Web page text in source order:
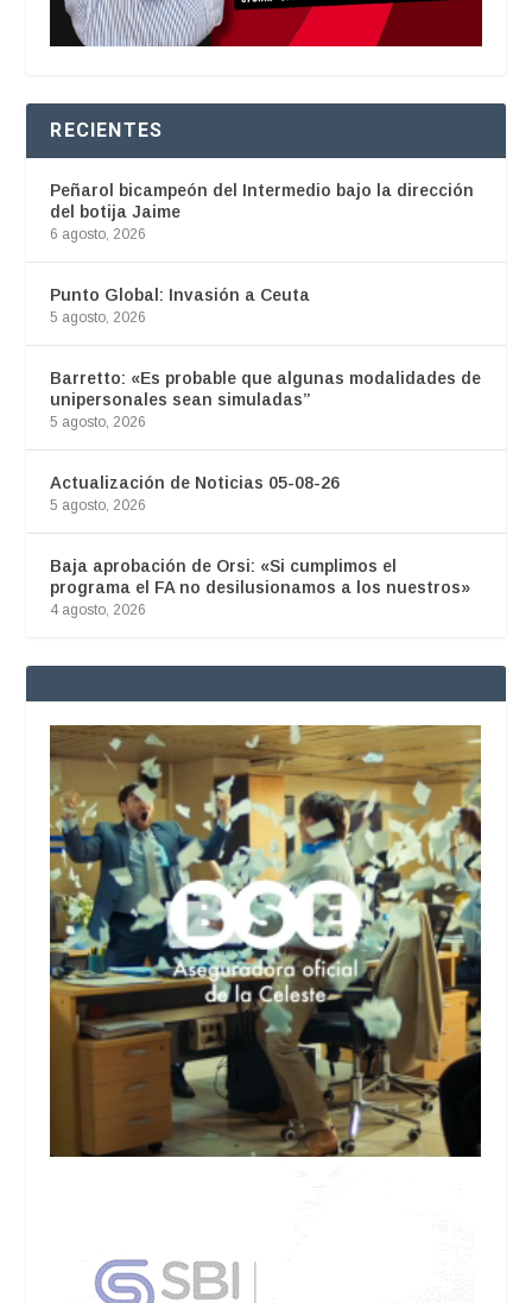
RECIENTES
Peñarol bicampeón del Intermedio bajo la dirección
del botija Jaime
6 agosto, 2026
Punto Global: Invasión a Ceuta
5 agosto, 2026
Barretto: «Es probable que algunas modalidades de
unipersonales sean simuladas”
5 agosto, 2026
Actualización de Noticias 05-08-26
5 agosto, 2026
Baja aprobación de Orsi: «Si cumplimos el
programa el FA no desilusionamos a los nuestros»
4 agosto, 2026